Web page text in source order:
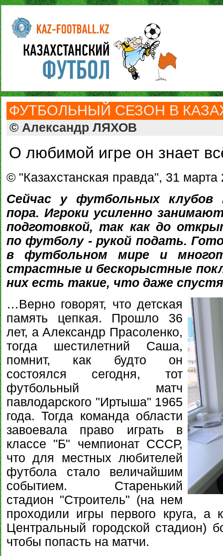
ФУТБОЛЬНЫЙ СЕЗОН В
© Александр ЛЯХОВ
О любимой игре он знает
© "Казахстанская правда", 31 марта
Сейчас у футбольных клубов
пора. Игроки усиленно
подготовкой, так как до
по футболу - рукой подать.
в футбольном мире и
страстные и бескорыстные
них есть такие, что даже
…Верно говорят, что детская
память цепкая. Прошло 36
лет, а Александр Прасоленко,
тогда шестилетний Саша,
помнит, как будто он
состоялся сегодня, тот
футбольный матч
павлодарского "Иртыша" 1965
года. Тогда команда области
завоевала право играть в
классе "Б" чемпионат СССР,
что для местных любителей
футбола стало величайшим
событием. Старенький
стадион "Строитель" (на нем
проходили игры первого круга, а
Центральный городской стадион)
чтобы попасть на матчи.